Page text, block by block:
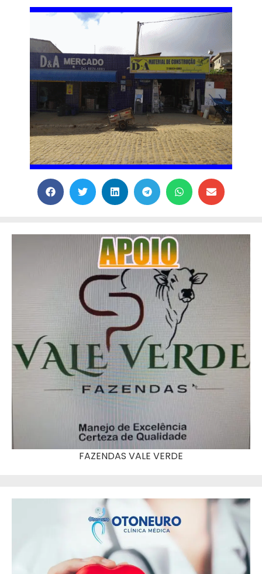
FAZENDAS VALE VERDE